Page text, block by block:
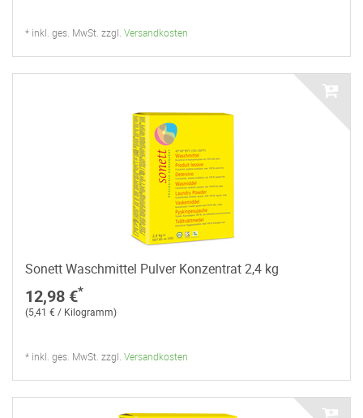
* inkl. ges. MwSt. zzgl. Versandkosten
Sonett Waschmittel Pulver Konzentrat 2,4 kg
12,98 €*
(5,41 € / Kilogramm)
* inkl. ges. MwSt. zzgl. Versandkosten